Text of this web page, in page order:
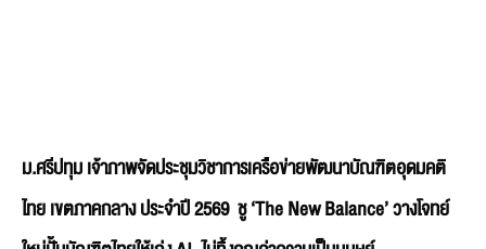
ม.ศรีปทุม เจ้าภาพจัดประชุมวิชาการเครือข่ายพัฒนาบัณฑิตอุดมคติ
ไทย เขตภาคกลาง ประจำปี 2569 ชู ‘The New Balance’ วางโจทย์